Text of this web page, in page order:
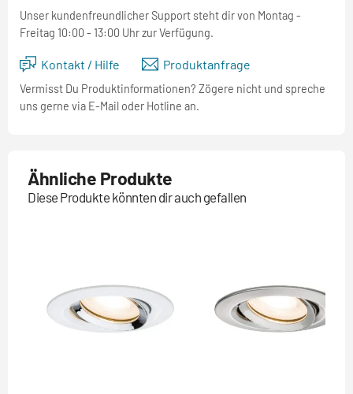
Unser kundenfreundlicher Support steht dir von Montag -
Freitag 10:00 - 13:00 Uhr zur Verfügung.
Kontakt / Hilfe Produktanfrage
Vermisst Du Produktinformationen? Zögere nicht und spreche
uns gerne via E-Mail oder Hotline an.
Ähnliche Produkte
Diese Produkte könnten dir auch gefallen